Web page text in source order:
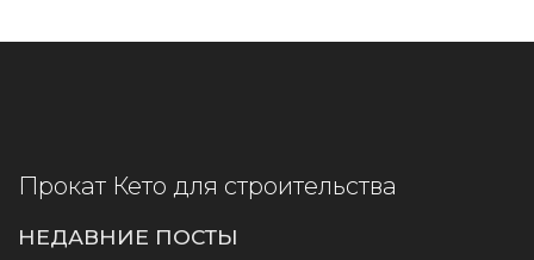
Прокат Кето для строительства
НЕДАВНИЕ ПОСТЫ